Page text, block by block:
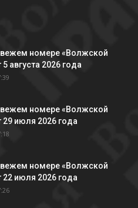
номере «Волжской
августа 2026 года
номере «Волжской
29 июля 2026 года
номере «Волжской
22 июля 2026 года